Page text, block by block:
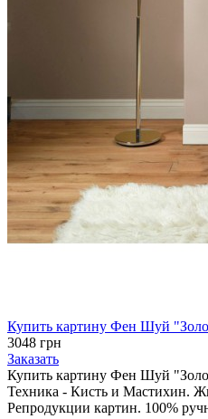
Купить картину Фен Шуй
3048 грн
Заказать
Купить картину Фен Шуй
Техника - Кисть и Мастихин.
Репродукции картин. 100%